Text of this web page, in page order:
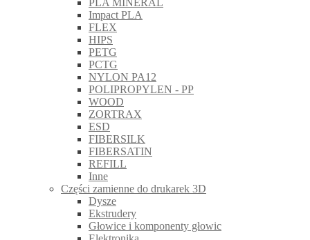
PLA MINERAL
Impact PLA
FLEX
HIPS
PETG
PCTG
NYLON PA12
POLIPROPYLEN - PP
WOOD
ZORTRAX
ESD
FIBERSILK
FIBERSATIN
REFILL
Inne
Części zamienne do drukarek 3D
Dysze
Ekstrudery
Głowice i komponenty głowic